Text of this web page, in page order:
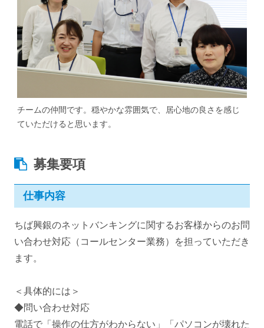
チームの仲間です。穏やかな雰囲気で、居心地の良さを感じ
ていただけると思います。
募集要項
仕事内容
ちば興銀のネットバンキングに関するお客様からのお問
い合わせ対応（コールセンター業務）を担っていただき
ます。
＜具体的には＞
◆問い合わせ対応
電話で「操作の仕方がわからない」「パソコンが壊れた